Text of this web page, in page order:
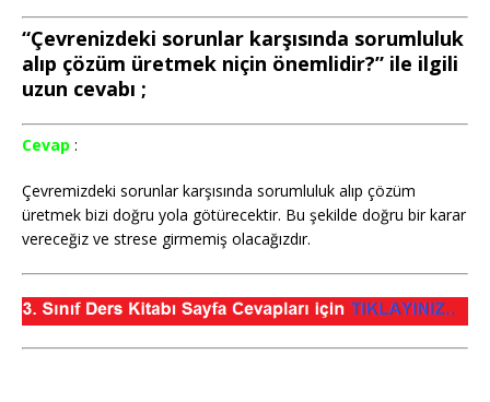
“Çevrenizdeki sorunlar karşısında sorumluluk
alıp çözüm üretmek niçin önemlidir?” ile ilgili
uzun cevabı ;
Cevap :
Çevremizdeki sorunlar karşısında sorumluluk alıp çözüm
üretmek bizi doğru yola götürecektir. Bu şekilde doğru bir karar
vereceğiz ve strese girmemiş olacağızdır.